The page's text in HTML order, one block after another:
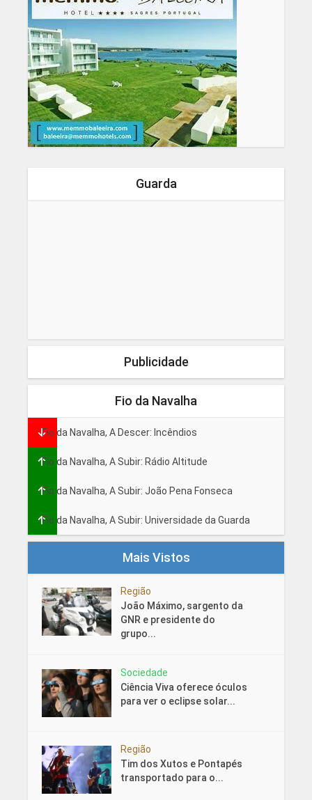
Guarda
Publicidade
Fio da Navalha
Fio da Navalha, A Descer: Incêndios
Fio da Navalha, A Subir: Rádio Altitude
Fio da Navalha, A Subir: João Pena Fonseca
Fio da Navalha, A Subir: Universidade da Guarda
Mais Vistos
Região
João Máximo, sargento da
GNR e presidente do
grupo...
Sociedade
Ciência Viva oferece óculos
para ver o eclipse solar...
Região
Tim dos Xutos e Pontapés
transportado para o...